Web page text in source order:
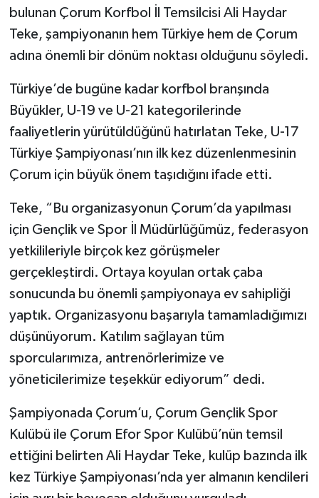
bulunan Çorum Korfbol İl Temsilcisi Ali Haydar
Teke, şampiyonanın hem Türkiye hem de Çorum
adına önemli bir dönüm noktası olduğunu söyledi.
Türkiye’de bugüne kadar korfbol branşında
Büyükler, U-19 ve U-21 kategorilerinde
faaliyetlerin yürütüldüğünü hatırlatan Teke, U-17
Türkiye Şampiyonası’nın ilk kez düzenlenmesinin
Çorum için büyük önem taşıdığını ifade etti.
Teke, “Bu organizasyonun Çorum’da yapılması
için Gençlik ve Spor İl Müdürlüğümüz, federasyon
yetkilileriyle birçok kez görüşmeler
gerçekleştirdi. Ortaya koyulan ortak çaba
sonucunda bu önemli şampiyonaya ev sahipliği
yaptık. Organizasyonu başarıyla tamamladığımızı
düşünüyorum. Katılım sağlayan tüm
sporcularımıza, antrenörlerimize ve
yöneticilerimize teşekkür ediyorum” dedi.
Şampiyonada Çorum’u, Çorum Gençlik Spor
Kulübü ile Çorum Efor Spor Kulübü’nün temsil
ettiğini belirten Ali Haydar Teke, kulüp bazında ilk
kez Türkiye Şampiyonası’nda yer almanın kendileri